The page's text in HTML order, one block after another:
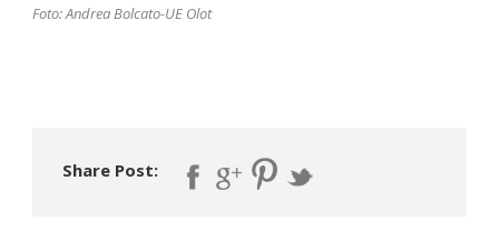
Foto: Andrea Bolcato-UE Olot
Share Post: